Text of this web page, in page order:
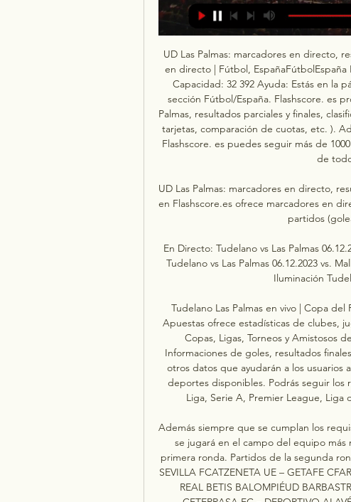
UD Las Palmas: marcadores en directo, resultados y partidos, Tudelano - UD Las Palmas en directo | Fútbol, EspañaFútbolEspaña Estadio: Estadio de Gran Canaria (Las Palmas) Capacidad: 32 392 Ayuda: Estás en la página de resultados del UD Las Palmas de la sección Fútbol/España. Flashscore. es proporciona marcadores en directo del UD Las Palmas, resultados parciales y finales, clasificaciones y detalles de los partidos (goleadores, tarjetas, comparación de cuotas, etc. ). Además de los resultados del UD Las Palmas, en Flashscore. es puedes seguir más de 1000 competiciones de fútbol de más de 90 países de todo el mundo. 

UD Las Palmas: marcadores en directo, resultados y partidos La página del UD Las Palmas en Flashscore.es ofrece marcadores en directo, resultados, clasificaciones y detalles de los partidos (goleadores, tarjetas, ...

En Directo: Tudelano vs Las Palmas 06.12.2023 vs. Mallorca P hace 2 horas — En Directo: Tudelano vs Las Palmas 06.12.2023 vs. Mallorca Palma Futsal. Mallorca Palma Futsal ATP Iluminación Tudelano Ribera Navarra ...

Tudelano Las Palmas en vivo | Copa del Rey | 6 diciembre 2023El portal Academia de Apuestas ofrece estadísticas de clubes, jugadores y competiciones de fútbol. Cubrimos Copas, Ligas, Torneos y Amistosos de selecciones y clubes de todo el mundo. Informaciones de goles, resultados finales y al descanso, tarjetas amarillas y rojas, entre otros datos que ayudarán a los usuarios a tener un conocimiento más completo de los deportes disponibles. Podrás seguir los resultados en vivo de competiciones como La Liga, Serie A, Premier League, Liga de Campeones, Liga Europa, entre otras. 

Además siempre que se cumplan los requisitos mínimos de la RFEF para las instalaciones, se jugará en el campo del equipo más modesto. No habrá VAR en este partido de primera ronda. Partidos de la segunda ronda de la Copa del Rey ATLÉTICO ASTORGA – SEVILLA FCATZENETA UE – GETAFE CFAROSA SC – VALENCIA CFCF VILLANOVENSE – REAL BETIS BALOMPIÉUD BARBASTRO – UD ALMERÍAARANDINA CF – CÁDIZ CFTERRASA FC – DEPORTIVO ALAVÉSORIHUELA CF – GIRONA FCYECLANO DEPORTIVO – RAYO VALLECANO DE MADRIDCD VALLE DE EGÜÉS – RCD MALLORCAZAMORA CF – VILLARREAL CFCD TUDELANO – UD LAS PALMASCE ANDRATX – REAL SOCIEDAD DE FÚTBOLCD CAYÓN – ATHLETIC CLUBSESTAO RIVER CLUB – RC CELTA DE VIGOCD LUGO – CD MIRANDÉSANTEQUERA CF – SD HUESCAMÁLAGA CF – CD ELDENSERC DEPORTIVO – CD TENERIFECD ARENTEIRO – BURGOS CFCD CASTELLÓN – REAL OVIEDOUD MELILLA – SD EIBARUNIONISTAS DE SALAMANCA CF – REAL SPORTING DE GIJÓNLINARES DEPORTIVO – ELCHE CFLEVANTE UD – SD AMOREBIETARCD ESPANYOL – REAL VALLADOLID CFAD ALCORCÓN – FC CARTAGENARACING CLUB FERROL – ELCHE CF Emparejamientos de la primera ronda de la Copa del Rey CD Hernán Cortés – Real Betis Balompié Chiclana Club de Fútbol – Villarreal CF Tardienta – Getafe CF Atlético Lugones – Rayo Vallecano Madrid CD Quintanar – Sevilla FC Deportivo Murcia FC – Deportivo Alavés Turégano CF – Celta de Vigo CD Buñol – Real Sociedad Rubí – Athletic Club CD Boiro – CD Mallorca CD San Roque de Lepe – Girona FC CF Talavera de la Reina – UD Almería CF Badalona – Cádiz CF UD Logroñés – Valencia CF Arosa SC – Granada CF CD Manacor – UD Las Palmas Atlético Astorga FC – FC Andorra CD Varea – Levante UD CF Lorca Deportiva – SD Eibar Real Jaén CF – CD Eldense CD Azuaga – FC Cartagena Atzeneta – Real Zaragoza Peña Deportiva – Real Valladolid CD Mensajero – RD Espanyol Navalcarnero – Alcorcón Terrasa FC – Albacete Balompié Guijuelo – Sporting de Gijón Utebo FC – Mirandés Manresa – Real Oviedo Europa – Elche CF Marbella – Racing Club de Ferrol Zamora – Racing de Santander Llenerense – Leganés Hércules – Burgos CF Compostela – CD Tenerife Águilas FC – SD Huesca Valle de Egüés – CD Teruel Barakaldo – Málaga CF Andratx – SD Tarazona Tudelano – Recreativo de Huelva Gimástica Segoviana – Sestao River Manchego Ciudad Real – Antequera CF Real Avilés Industrial – CD Arenteiro CD Covadonga – RC Deportivo Náxara – UD Melilla Guernika Club – Unionistas de Salamanca Villanovense – UD Ibiza CA Antoniano – CD Lugo UD Barbastro – SD Ponferradina Yeclano Deportivo – Atlético Sanluqueño UCAM Murcia – Linares Deportivo Arandina CF – Real Murcia CF CD Cacereño – CD Castellón Orihuela CF – Nàstic de Tarragona Ursaria – CD Cayón Ocho grupos para la Copa del Rey Grupo A (Todos los equipos que participan en la Supercopa. 

CD Tudelano UD Las Palmas en directo hoy 6 diciembre hace 3 horas — CD Tudelano UD Las Palmas en directo